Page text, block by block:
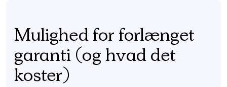
Mulighed for forlænget
garanti (og hvad det
koster)